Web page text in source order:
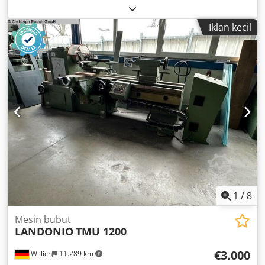
of operation: optional Working roller diameter: 120 mm
Bale length: 150 mm Codpfxop E Eglj Akrjha Support
rollers: support block/chain
Iklan kecil
1 /8
Willich 11.289 km
Mesin bubut
LANDONIOTMU 1200
€3.000